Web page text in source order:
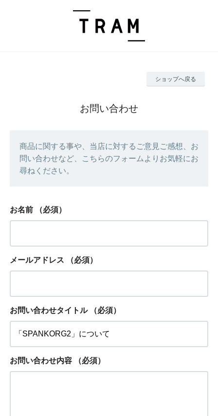
ショップへ戻る
お問い合わせ
商品に関する事や、当店に対するご意見ご感想、お
問い合わせなど、こちらのフォームよりお気軽にお
尋ねください。
お名前 （必須）
メールアドレス （必須）
お問い合わせタイトル （必須）
お問い合わせ内容 （必須）